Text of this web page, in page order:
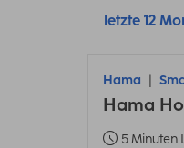
letzte 12
Hama
Hama
5 Minuten